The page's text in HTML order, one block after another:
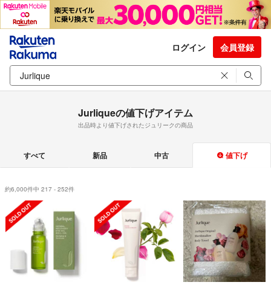
ログイン 会員登録
Jurliqueの値下げアイテム
出品時より値下げされたジュリークの商品
すべて 新品 中古 値下げ
約6,000件中 217 - 252件